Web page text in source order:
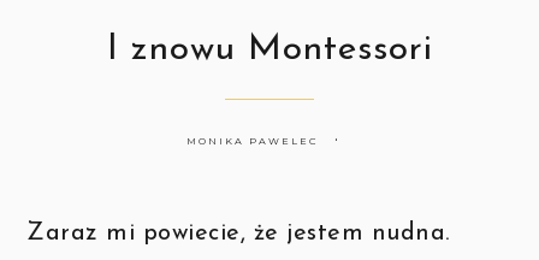
I znowu Montessori
MONIKA PAWELEC
Zaraz mi powiecie, że jestem nudna.